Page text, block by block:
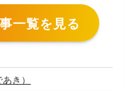
一覧を見る
き）